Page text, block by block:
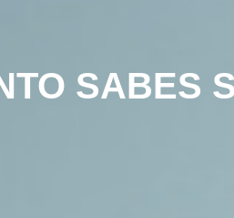
SABES